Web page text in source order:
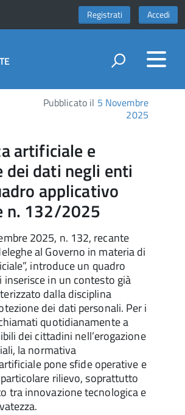
Registrati Accedi
Pubblicato il 5 Novembre
2025
artificiale e
dei dati negli enti
applicativo
n. 132/2025
2025, n. 132, recante
al Governo in materia di
introduce un quadro
in un contesto già
dalla disciplina
dei dati personali. Per i
quotidianamente a
dei cittadini nell’erogazione
la normativa
pone sfide operative e
rilievo, soprattutto
tra innovazione tecnologica e